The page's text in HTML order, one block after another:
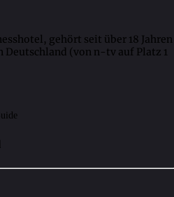
gehört seit über 18 Jahren
Deutschland (von n-tv auf Platz 1